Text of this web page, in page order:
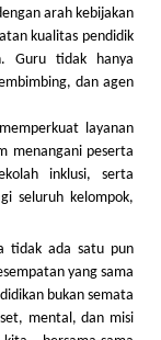
arah kebijakan
kualitas pendidik
Guru tidak hanya
dan agen
layanan
menangani peserta
inklusi, serta
seluruh kelompok,
tidak ada satu pun
yang sama
bukan semata
mental, dan misi